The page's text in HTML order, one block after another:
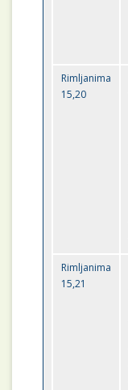
Rimljanima
15,20
Rimljanima
15,21